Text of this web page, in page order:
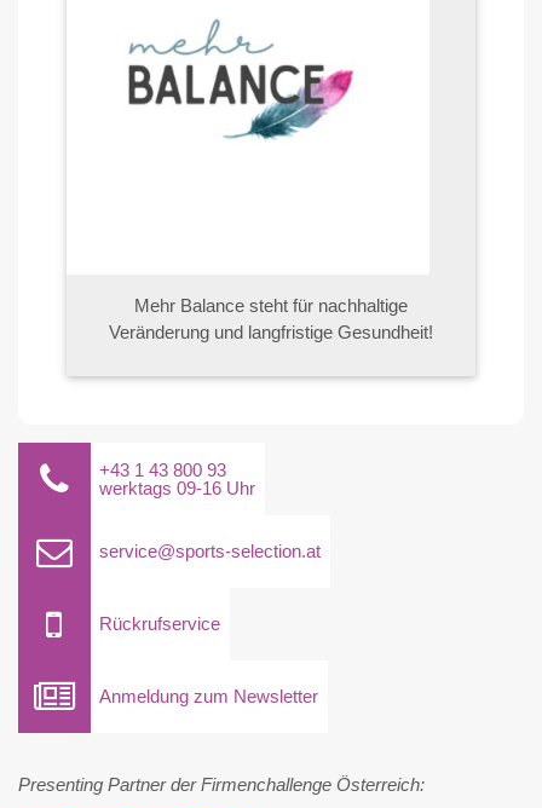
Mehr Balance steht für nachhaltige
Veränderung und langfristige Gesundheit!
+43 1 43 800 93
werktags 09-16 Uhr
service@sports-selection.at
Rückrufservice
Anmeldung zum Newsletter
Presenting Partner der Firmenchallenge Österreich: